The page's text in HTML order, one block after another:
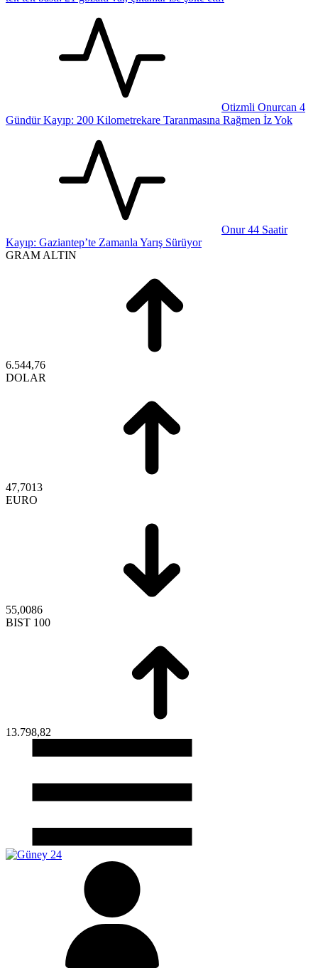
Otizmli Onurcan 4
Gündür Kayıp: 200 Kilometrekare Taranmasına Rağmen İz Yok
Onur 44 Saatir
Kayıp: Gaziantep’te Zamanla Yarış Sürüyor
GRAM ALTIN
6.544,76
DOLAR
47,7013
EURO
55,0086
BIST 100
13.798,82